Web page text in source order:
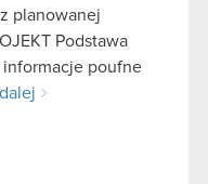
planowanej
Podstawa
informacje poufne